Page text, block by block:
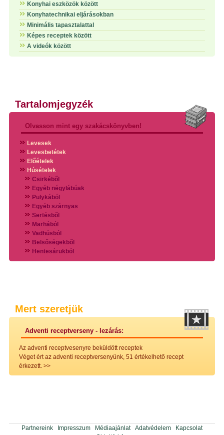
Konyhai eszközök között
Konyhatechnikai eljárásokban
Minimális tapasztalattal
Képes receptek között
A videók között
Tartalomjegyzék
Olvasson mint egy szakácskönyvben!
Levesek
Levesbetétek
Előételek
Húsételek
Csirkéből
Egyéb négylábúak
Pulykából
Egyéb szárnyas
Sertésből
Marhából
Vadhúsból
Belsőségekből
Hentesárukból
Vadszárnyasokból
Köretek
Klasszikus főzelékek
Zöldséges ételek
Hidegkonyhai készítmények
Főtt tészták
Zsiradékban sült tészták
Sütőben sült tészták
Házi befőzés
Pácok
Mert szeretjük
Adventi receptverseny - lezárás:
Az adventi receptvesenyre beküldött receptek
Véget ért az adventi receptversenyünk, 51 értékelhető recept
érkezett. >>
Partnereink Impresszum Médiaajánlat Adatvédelem
Kapcsolat